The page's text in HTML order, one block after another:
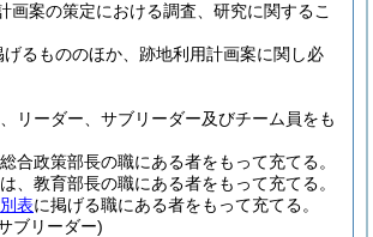
画案の策定における調査、研究に関するこ
げるもののほか、跡地利用計画案に関し必
リーダー、サブリーダー及びチーム員をも
合政策部長の職にある者をもって充てる。
、教育部長の職にある者をもって充てる。
別表に掲げる職にある者をもって充てる。
ブリーダー)